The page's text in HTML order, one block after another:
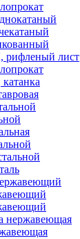
рифленый лист
нержавеющая